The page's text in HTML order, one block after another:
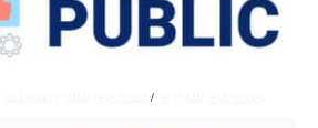
ANUNTURI BUZAU